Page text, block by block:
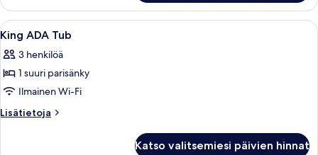
1
suuri
parisänky
Avaa
kaikki
huonetyypin
King
ADA
Tub
Ylelliset vuodevaatteet,
4
King ADA Tub
3 henkilöä
1 suuri parisänky
Ilmainen Wi-Fi
Lisätietoja
Lisätietoja
Katso valitsemiesi päivien hinnat